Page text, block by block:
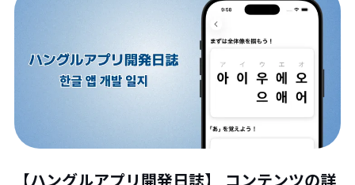
【ハングルアプリ開発日誌】 コンテンツの詳